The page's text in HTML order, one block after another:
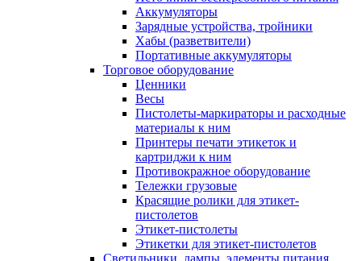
Аккумуляторы
Зарядные устройства, тройники
Хабы (разветвители)
Портативные аккумуляторы
Торговое оборудование
Ценники
Весы
Пистолеты-маркираторы и расходные
материалы к ним
Принтеры печати этикеток и
картриджи к ним
Противокражное оборудование
Тележки грузовые
Красящие ролики для этикет-
пистолетов
Этикет-пистолеты
Этикетки для этикет-пистолетов